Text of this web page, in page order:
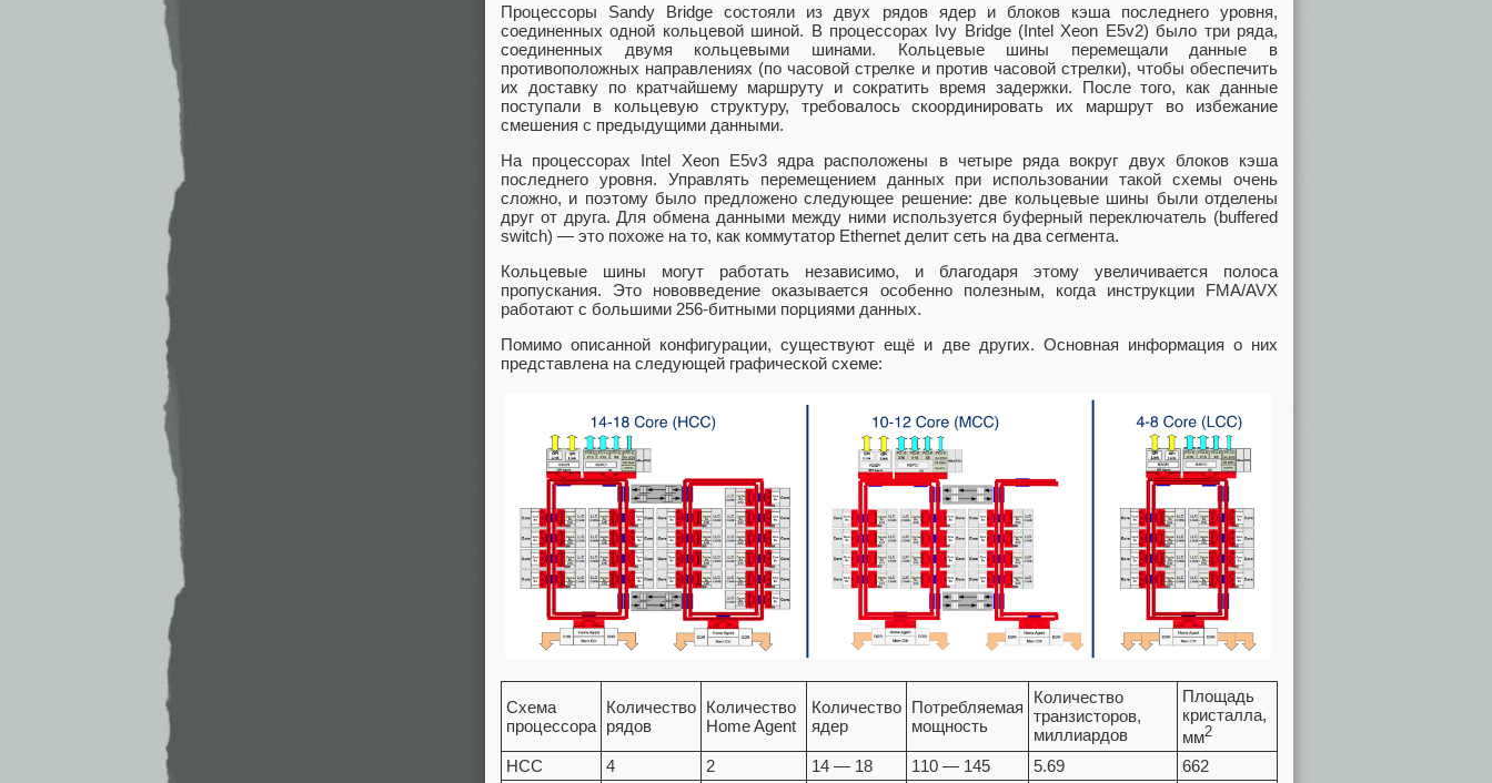
Процессоры Sandy Bridge состояли из двух рядов ядер и блоков кэша последнего уровня,
соединенных одной кольцевой шиной. В процессорах Ivy Bridge (Intel Xeon E5v2) было три ряда,
соединенных двумя кольцевыми шинами. Кольцевые шины перемещали данные в
противоположных направлениях (по часовой стрелке и против часовой стрелки), чтобы обеспечить
их доставку по кратчайшему маршруту и сократить время задержки. После того, как данные
поступали в кольцевую структуру, требовалось скоординировать их маршрут во избежание
смешения с предыдущими данными.
На процессорах Intel Xeon E5v3 ядра расположены в четыре ряда вокруг двух блоков кэша
последнего уровня. Управлять перемещением данных при использовании такой схемы очень
сложно, и поэтому было предложено следующее решение: две кольцевые шины были отделены
друг от друга. Для обмена данными между ними используется буферный переключатель (buffered
switch) — это похоже на то, как коммутатор Ethernet делит сеть на два сегмента.
Кольцевые шины могут работать независимо, и благодаря этому увеличивается полоса
пропускания. Это нововведение оказывается особенно полезным, когда инструкции FMA/AVX
работают с большими 256-битными порциями данных.
Помимо описанной конфигурации, существуют ещё и две других. Основная информация о них
представлена на следующей графической схеме:
Схема
процессора
Количество
рядов
Количество
Home Agent
Количество
ядер
Потребляемая
мощность
Количество
транзисторов,
миллиардов
Площадь
кристалла,
мм2
HCC 4 2 14 — 18 110 — 145 5.69
662